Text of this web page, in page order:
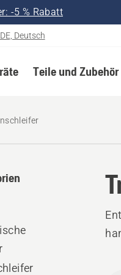
-5 % Rabatt
DE, Deutsch
Teile und Zubehör